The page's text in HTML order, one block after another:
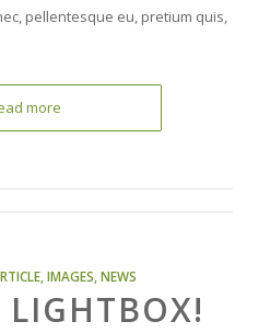
pellentesque eu, pretium quis,
more
,IMAGES ,NEWS